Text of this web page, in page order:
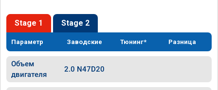
Stage 1 Stage 2
Параметр Заводские Тюнинг* Разница
Объем
двигателя
2.0 N47D20